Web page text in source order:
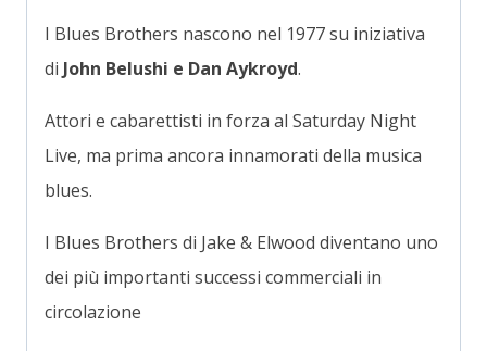
I Blues Brothers nascono nel 1977 su iniziativa
di John Belushi e Dan Aykroyd.
Attori e cabarettisti in forza al Saturday Night
Live, ma prima ancora innamorati della musica
blues.
I Blues Brothers di Jake & Elwood diventano uno
dei più importanti successi commerciali in
circolazione